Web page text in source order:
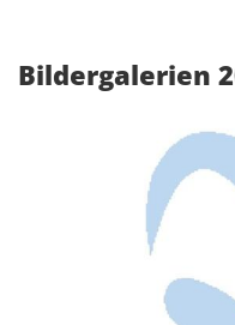
Bildergalerien